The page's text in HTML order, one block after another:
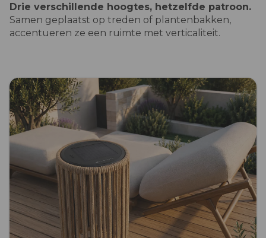
Drie verschillende hoogtes, hetzelfde patroon.
Samen geplaatst op treden of plantenbakken,
accentueren ze een ruimte met verticaliteit.